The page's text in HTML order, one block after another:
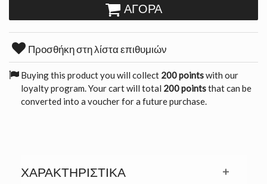
ΑΓΟΡΆ
Προσθήκη στη λίστα επιθυμιών
Buying this product you will collect 200 pointswith our
loyalty program. Your cart will total 200 pointsthat can be
converted into a voucher for a future purchase.
ΧΑΡΑΚΤΗΡΙΣΤΙΚΆ